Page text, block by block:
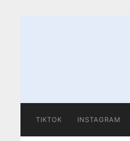
TIKTOK INSTAGRAM